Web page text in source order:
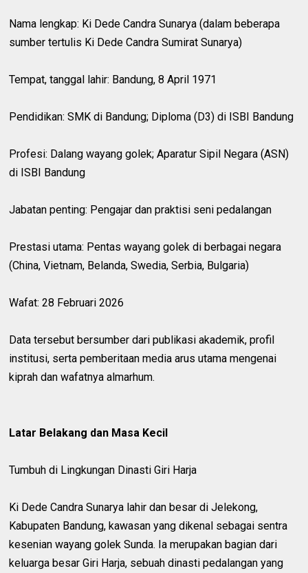
Nama lengkap: Ki Dede Candra Sunarya (dalam beberapa
sumber tertulis Ki Dede Candra Sumirat Sunarya)
Tempat, tanggal lahir: Bandung, 8 April 1971
Pendidikan: SMK di Bandung; Diploma (D3) di ISBI Bandung
Profesi: Dalang wayang golek; Aparatur Sipil Negara (ASN)
di ISBI Bandung
Jabatan penting: Pengajar dan praktisi seni pedalangan
Prestasi utama: Pentas wayang golek di berbagai negara
(China, Vietnam, Belanda, Swedia, Serbia, Bulgaria)
Wafat: 28 Februari 2026
Data tersebut bersumber dari publikasi akademik, profil
institusi, serta pemberitaan media arus utama mengenai
kiprah dan wafatnya almarhum.
Latar Belakang dan Masa Kecil
Tumbuh di Lingkungan Dinasti Giri Harja
Ki Dede Candra Sunarya lahir dan besar di Jelekong,
Kabupaten Bandung, kawasan yang dikenal sebagai sentra
kesenian wayang golek Sunda. Ia merupakan bagian dari
keluarga besar Giri Harja, sebuah dinasti pedalangan yang